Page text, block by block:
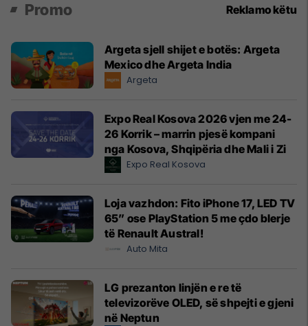
Promo Reklamo këtu
Argeta sjell shijet e botës: Argeta
Mexico dhe Argeta India
Argeta
Expo Real Kosova 2026 vjen me 24-
26 Korrik – marrin pjesë kompani
nga Kosova, Shqipëria dhe Mali i Zi
Expo Real Kosova
Loja vazhdon: Fito iPhone 17, LED TV
65” ose PlayStation 5 me çdo blerje
të Renault Austral!
Auto Mita
LG prezanton linjën e re të
televizorëve OLED, së shpejti e gjeni
në Neptun